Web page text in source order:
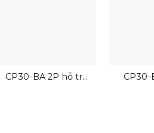
CP30-BA 2P hỗ trợ
CP30-